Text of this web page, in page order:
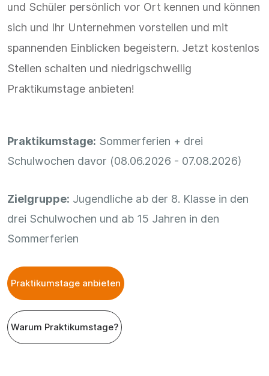
und Schüler persönlich vor Ort kennen und können
sich und Ihr Unternehmen vorstellen und mit
spannenden Einblicken begeistern. Jetzt kostenlos
Stellen schalten und niedrigschwellig
Praktikumstage anbieten!
Praktikumstage: Sommerferien + drei
Schulwochen davor (08.06.2026 - 07.08.2026)
Zielgruppe: Jugendliche ab der 8. Klasse in den
drei Schulwochen und ab 15 Jahren in den
Sommerferien
Praktikumstage anbieten
Warum Praktikumstage?